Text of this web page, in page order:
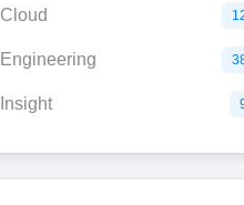
Cloud
Engineering
Insight